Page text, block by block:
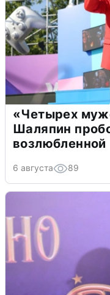
«Четырех
Шаляпин
возлюбленной
6 августа 89